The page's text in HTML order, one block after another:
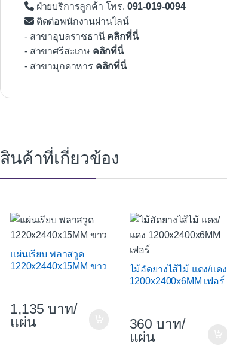
ฝ่ายบริการลูกค้า โทร. 091-019-0094
ติดต่อพนักงานผ่านไลน์
- สาขาอุบลราชธานี คลิกที่นี่
- สาขาศรีสะเกษ คลิกที่นี่
- สาขามุกดาหาร คลิกที่นี่
สินค้าที่เกี่ยวข้อง
แผ่นเรียบ พลาสวูด
1220x2440x15MM ขาว
1,135
/
แผ่น
ไม้อัดยางไส้ไม้ แดง/แดง
1200x2400x6MM เฟอร์
360
/
แผ่น